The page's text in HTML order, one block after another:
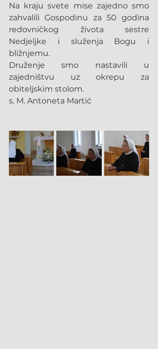
Na kraju svete mise zajedno smo
zahvalili Gospodinu za 50 godina
redovničkog života sestre
Nedjeljke i služenja Bogu i
bližnjemu.
Druženje smo nastavili u
zajedništvu uz okrepu za
obiteljskim stolom.
s. M. Antoneta Martić